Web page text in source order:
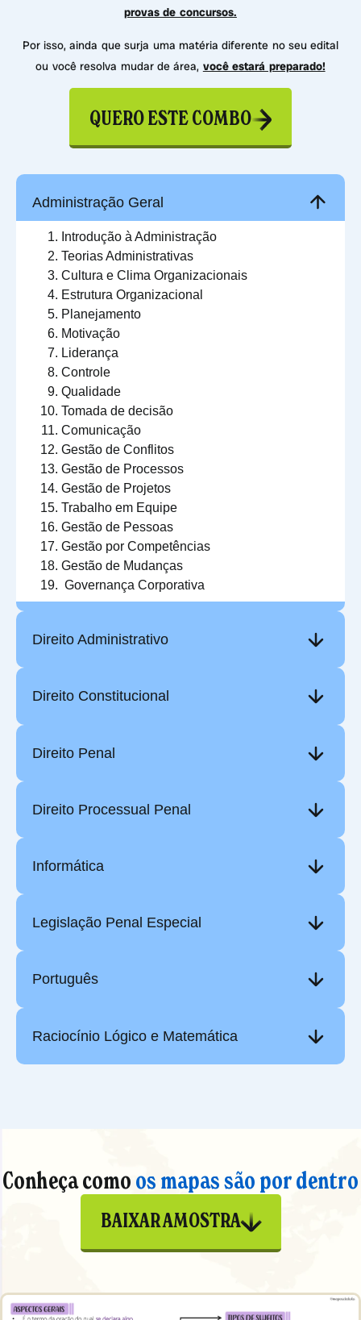
provas de concursos.
Por isso, ainda que surja uma matéria diferente no seu edital
ou você resolva mudar de área, você estará preparado!
QUERO ESTE COMBO
Administração Geral
Introdução à Administração
Teorias Administrativas
Cultura e Clima Organizacionais
Estrutura Organizacional
Planejamento
Motivação
Liderança
Controle
Qualidade
Tomada de decisão
Comunicação
Gestão de Conflitos
Gestão de Processos
Gestão de Projetos
Trabalho em Equipe
Gestão de Pessoas
Gestão por Competências
Gestão de Mudanças
Governança Corporativa
Direito Administrativo
Direito Constitucional
Direito Penal
Direito Processual Penal
Informática
Legislação Penal Especial
Português
Raciocínio Lógico e Matemática
Conheça como os mapas são por dentro
BAIXAR AMOSTRA